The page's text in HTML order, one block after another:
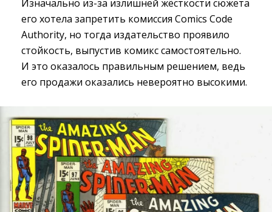
Изначально из-за излишней жёсткости сюжета
его хотела запретить комиссия Comics Code
Authority, но тогда издательство проявило
стойкость, выпустив комикс самостоятельно.
И это оказалось правильным решением, ведь
его продажи оказались невероятно высокими.